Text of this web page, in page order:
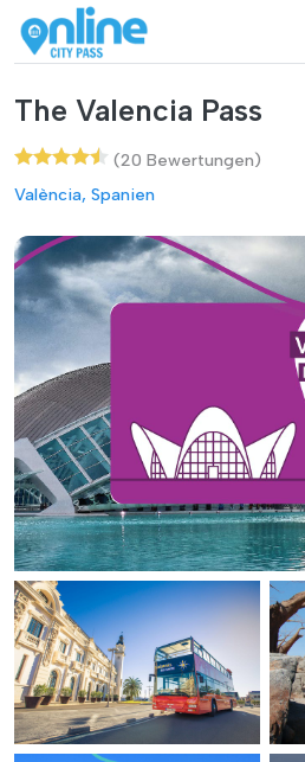
The Valencia Pass
(20 Bewertungen)
València, Spanien